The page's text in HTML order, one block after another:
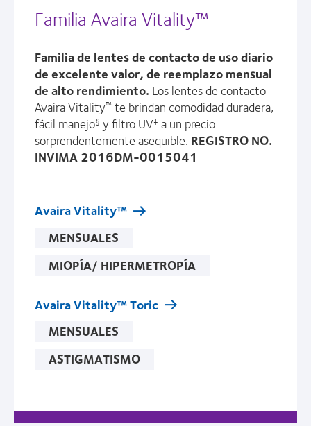
Familia Avaira Vitality™
Familia de lentes de contacto de uso diario
de excelente valor, de reemplazo mensual
de alto rendimiento. Los lentes de contacto
Avaira Vitality™ te brindan comodidad duradera,
fácil manejo§ y filtro UV‡ a un precio
sorprendentemente asequible. REGISTRO NO.
INVIMA 2016DM-0015041
Avaira Vitality™
MENSUALES
MIOPÍA/ HIPERMETROPÍA
Avaira Vitality™ Toric
MENSUALES
ASTIGMATISMO